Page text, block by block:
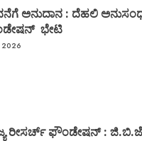
ಅನುದಾನ : ದೆಹಲಿ
ಭೇಟಿ
2026
ರೀಸರ್ಚ್ ಫೌಂಡೇಷನ್ :